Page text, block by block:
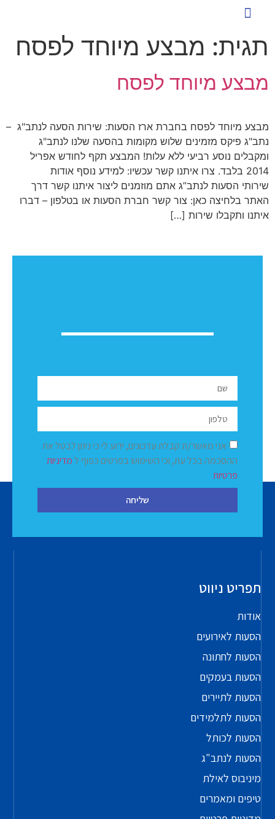
תגית: מבצע מיוחד לפסח
מבצע מיוחד לפסח
מבצע מיוחד לפסח בחברת ארז הסעות: שירות הסעה לנתב"ג –
נתב"ג פיקס מזמינים שלוש מקומות בהסעה שלנו לנתב"ג
ומקבלים נוסע רביעי ללא עלות! המבצע תקף לחודש אפריל
2014 בלבד. צרו איתנו קשר עכשיו: למידע נוסף אודות
שירותי הסעות לנתב”ג אתם מוזמנים ליצור איתנו קשר דרך
האתר בלחיצה כאן: צור קשר חברת הסעות או בטלפון – דברו
איתנו ותקבלו שירות […]
אני מאשר/ת קבלת עדכונים, ידוע לי כי ניתן לבטל את
ההסכמה בכל עת, וכי השימוש בפרטים כפוף למדיניות
פרטיות
שליחה
תפריט ניווט
אודות
הסעות לאירועים
הסעות לחתונה
הסעות בעמקים
הסעות לתיירים
הסעות לתלמידים
הסעות לכותל
הסעות לנתב"ג
מיניבוס לאילת
טיפים ומאמרים